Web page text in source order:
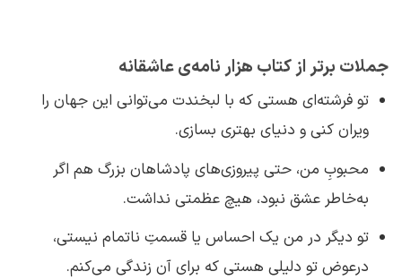
جملات برتر از کتاب هزار نامه‌ی عاشقانه
تو فرشته‌ای هستی که با لبخندت می‌توانی این جهان را
ویران کنی و دنیای بهتری بسازی.
محبوبِ من، حتی پیروزی‌های پادشاهان بزرگ هم اگر
به‌خاطر عشق نبود، هیچ عظمتی نداشت.
تو دیگر در من یک احساس یا قسمتِ ناتمام نیستی،
درعوض تو دلیلی هستی که برای آن زندگی می‌کنم.